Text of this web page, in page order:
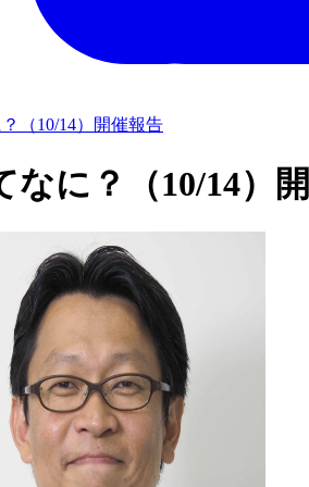
（10/14）開催報告
なに？（10/14）